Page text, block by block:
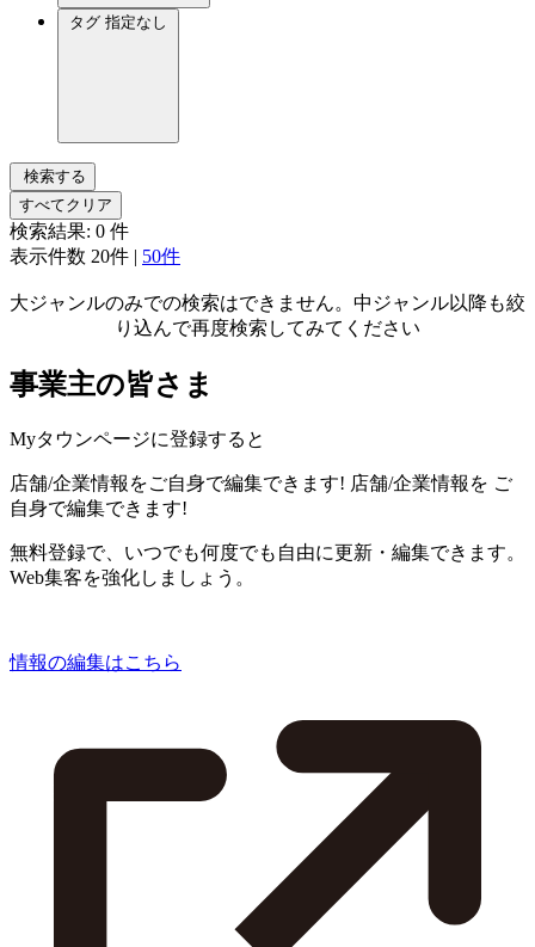
タグ 指定なし
検索する
すべてクリア
検索結果: 0 件
表示件数 20件 | 50件
大ジャンルのみでの検索はできません。中ジャンル以降も絞
り込んで再度検索してみてください
事業主の皆さま
Myタウンページに登録すると
店舗/企業情報をご自身で編集できます! 店舗/企業情報を ご
自身で編集できます!
無料登録で、いつでも何度でも自由に更新・編集できます。
Web集客を強化しましょう。
情報の編集はこちら